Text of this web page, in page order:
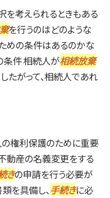
を考えられるときもある
を行うのはどのような
めの条件はあるのかな
条件 相続人が相続放棄
たがって、相続人であれ
の権利保護のために重要
動産の名義変更をする
きの申請を行う必要が
を具備し、手続きに必